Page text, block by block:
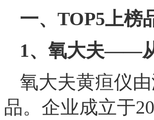
一、TOP5上榜
1、氧大夫——
氧大夫黄疸仪
品。企业成立于